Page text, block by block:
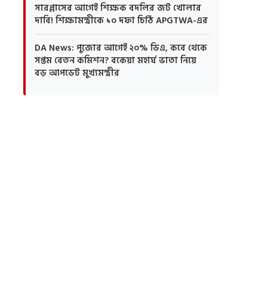
সারপ্লাসের আগেই শিক্ষক বদলির জট খোলার
দাবি! শিক্ষামন্ত্রীকে ১০ দফা চিঠি APGTWA-এর
DA News: পুজোর আগেই ২০% ডিএ, কবে থেকে
সপ্তম বেতন কমিশন? বকেয়া মহার্ঘ ভাতা নিয়ে
বড় আপডেট মুখ্যমন্ত্রীর